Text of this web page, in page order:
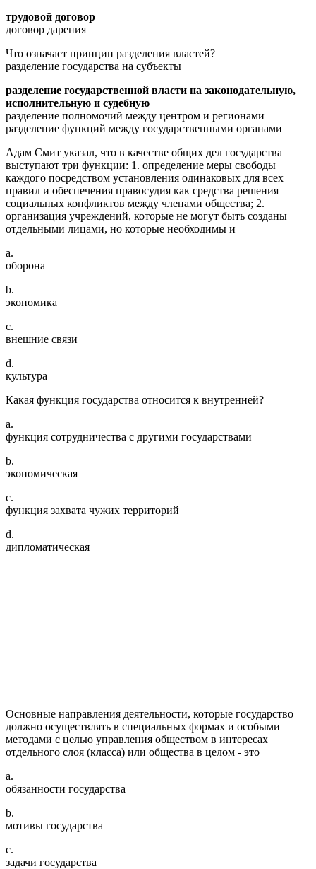
трудовой договор
договор дарения
Что означает принцип разделения властей?
разделение государства на субъекты
разделение государственной власти на законодательную,
исполнительную и судебную
разделение полномочий между центром и регионами
разделение функций между государственными органами
Адам Смит указал, что в качестве общих дел государства
выступают три функции: 1. определение меры свободы
каждого посредством установления одинаковых для всех
правил и обеспечения правосудия как средства решения
социальных конфликтов между членами общества; 2.
организация учреждений, которые не могут быть созданы
отдельными лицами, но которые необходимы и
a.
оборона
b.
экономика
c.
внешние связи
d.
культура
Какая функция государства относится к внутренней?
a.
функция сотрудничества с другими государствами
b.
экономическая
c.
функция захвата чужих территорий
d.
дипломатическая
Основные направления деятельности, которые государство
должно осуществлять в специальных формах и особыми
методами с целью управления обществом в интересах
отдельного слоя (класса) или общества в целом - это
a.
обязанности государства
b.
мотивы государства
c.
задачи государства